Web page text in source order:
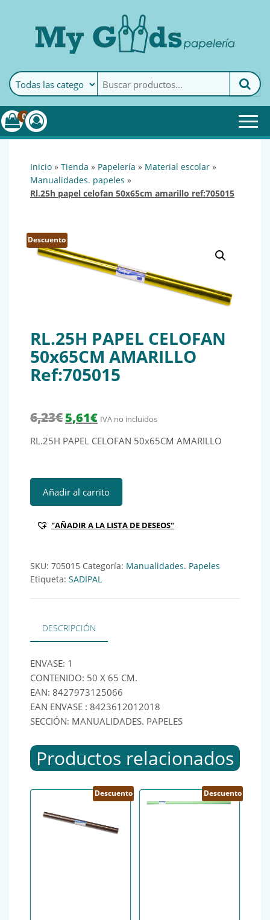
MyGoods · PapeleríaMy Goods es tu papelería
online de confianza. Podrás
encontrar todo lo necesario
0
inicio » tienda » papelería » material escolar »
manualidades. papeles »
rl.25h papel celofan 50x65cm amarillo ref:705015
Descuento
RL.25H PAPEL CELOFAN
50x65CM AMARILLO
Ref:705015
6,23€ El precio original era: 6,23€.
5,61€El precio actual es: 5,61€.
IVA no incluidos
RL.25H PAPEL CELOFAN 50x65CM AMARILLO
RL.25H PAPEL CELOFAN 50x65CM AMARILLO Ref:705015
Añadir al carrito
"AÑADIR A LA LISTA DE DESEOS"
SKU: 705015 Categoría: Manualidades. Papeles
Etiqueta: SADIPAL
DESCRIPCIÓN
ENVASE: 1
CONTENIDO: 50 X 65 CM.
EAN: 8427973125066
EAN ENVASE : 8423612012018
SECCIÓN: MANUALIDADES. PAPELES
Productos relacionados
Descuento Descuento